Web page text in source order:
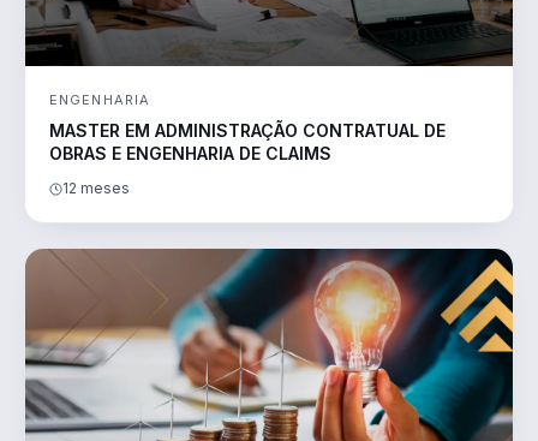
ENGENHARIA
MASTER EM ADMINISTRAÇÃO CONTRATUAL DE
OBRAS E ENGENHARIA DE CLAIMS
12 meses